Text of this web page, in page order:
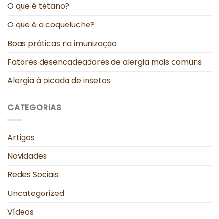
O que é tétano?
O que é a coqueluche?
Boas práticas na imunização
Fatores desencadeadores de alergia mais comuns
Alergia à picada de insetos
CATEGORIAS
Artigos
Novidades
Redes Sociais
Uncategorized
Vídeos